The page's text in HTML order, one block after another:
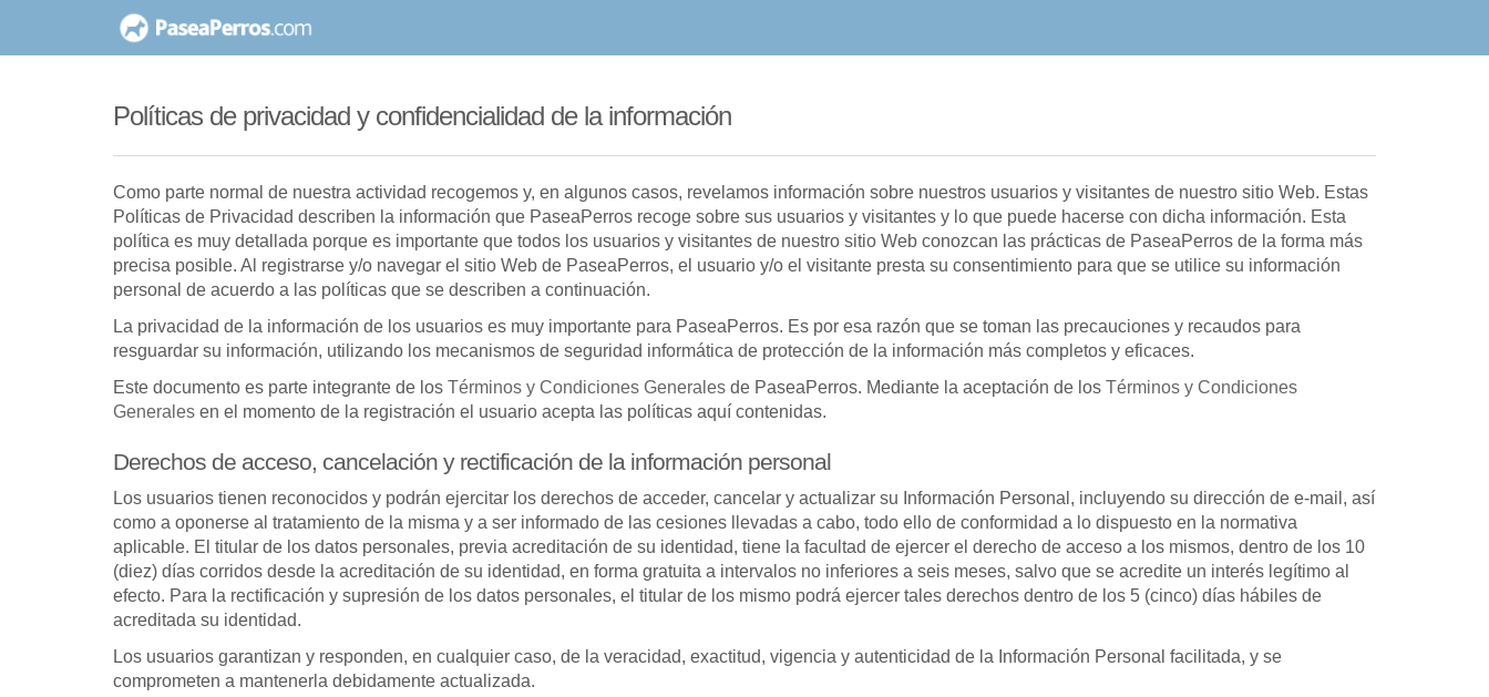
contenido
Políticas de privacidad y confidencialidad de la información
Como parte normal de nuestra actividad recogemos y, en algunos casos, revelamos información sobre nuestros usuarios y visitantes de nuestro sitio Web. Estas
Políticas de Privacidad describen la información que PaseaPerros recoge sobre sus usuarios y visitantes y lo que puede hacerse con dicha información. Esta
política es muy detallada porque es importante que todos los usuarios y visitantes de nuestro sitio Web conozcan las prácticas de PaseaPerros de la forma más
precisa posible. Al registrarse y/o navegar el sitio Web de PaseaPerros, el usuario y/o el visitante presta su consentimiento para que se utilice su información
personal de acuerdo a las políticas que se describen a continuación.
La privacidad de la información de los usuarios es muy importante para PaseaPerros. Es por esa razón que se toman las precauciones y recaudos para
resguardar su información, utilizando los mecanismos de seguridad informática de protección de la información más completos y eficaces.
Este documento es parte integrante de los Términos y Condiciones Generales de PaseaPerros. Mediante la aceptación de los Términos y Condiciones
Generales en el momento de la registración el usuario acepta las políticas aquí contenidas.
Derechos de acceso, cancelación y rectificación de la información personal
Los usuarios tienen reconocidos y podrán ejercitar los derechos de acceder, cancelar y actualizar su Información Personal, incluyendo su dirección de e-mail, así
como a oponerse al tratamiento de la misma y a ser informado de las cesiones llevadas a cabo, todo ello de conformidad a lo dispuesto en la normativa
aplicable. El titular de los datos personales, previa acreditación de su identidad, tiene la facultad de ejercer el derecho de acceso a los mismos, dentro de los 10
(diez) días corridos desde la acreditación de su identidad, en forma gratuita a intervalos no inferiores a seis meses, salvo que se acredite un interés legítimo al
efecto. Para la rectificación y supresión de los datos personales, el titular de los mismo podrá ejercer tales derechos dentro de los 5 (cinco) días hábiles de
acreditada su identidad.
Los usuarios garantizan y responden, en cualquier caso, de la veracidad, exactitud, vigencia y autenticidad de la Información Personal facilitada, y se
comprometen a mantenerla debidamente actualizada.